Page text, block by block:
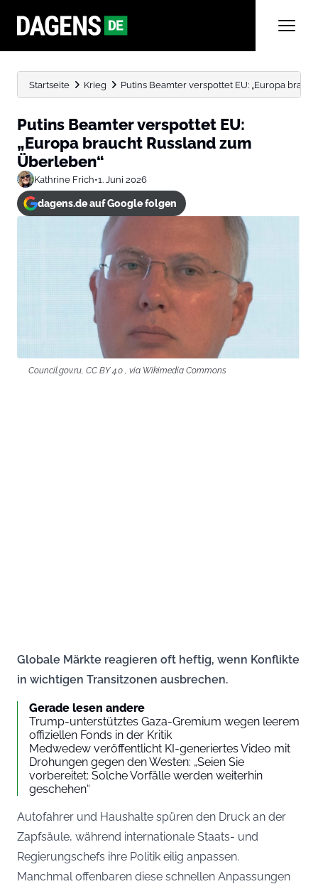
Startseite Krieg Putins Beamter verspottet EU: „Europa
Putins Beamter verspottet EU:
„Europa braucht Russland zum
Überleben“
Kathrine Frich•1. Juni 2026
dagens.de auf Google folgen
Council.gov.ru, CC BY 4.0 , via Wikimedia Commons
Globale Märkte reagieren oft heftig, wenn Konflikte
in wichtigen Transitzonen ausbrechen.
Gerade lesen andere
Trump-unterstütztes Gaza-Gremium wegen leerem
offiziellen Fonds in der Kritik
Medwedew veröffentlicht KI-generiertes Video mit
Drohungen gegen den Westen: „Seien Sie
vorbereitet: Solche Vorfälle werden weiterhin
geschehen“
Autofahrer und Haushalte spüren den Druck an der
Zapfsäule, während internationale Staats- und
Regierungschefs ihre Politik eilig anpassen.
Manchmal offenbaren diese schnellen Anpassungen